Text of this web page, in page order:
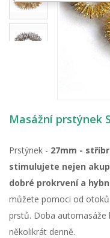
Masážní prstýnek
Prstýnek - 27mm -
stimulujete nejen
dobré prokrvení a
můžete pomoci od
prstů. Doba automasáže
několikrát denně.